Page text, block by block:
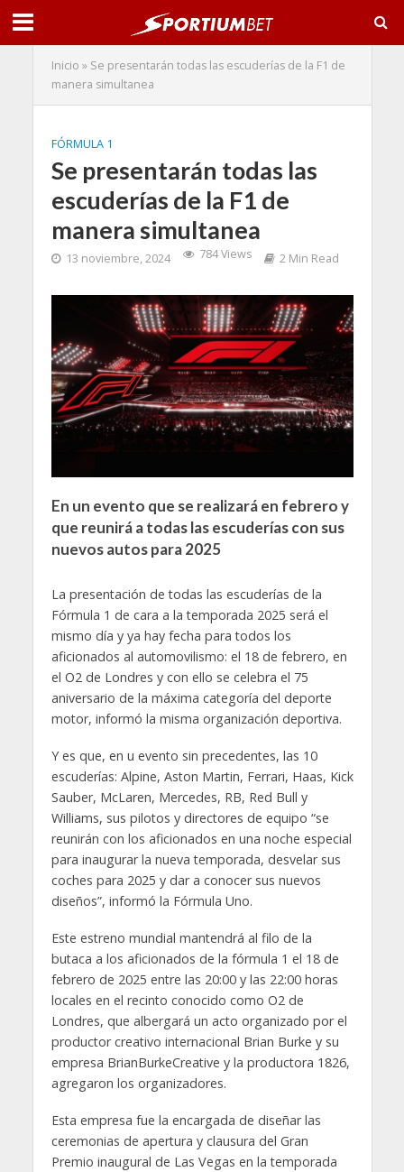
Inicio » Se presentarán todas las escuderías de la F1 de
manera simultanea
FÓRMULA 1
Se presentarán todas las
escuderías de la F1 de
manera simultanea
13 noviembre, 2024 784 Views 2 Min Read
En un evento que se realizará en febrero y
que reunirá a todas las escuderías con sus
nuevos autos para 2025
La presentación de todas las escuderías de la
Fórmula 1 de cara a la temporada 2025 será el
mismo día y ya hay fecha para todos los
aficionados al automovilismo: el 18 de febrero, en
el O2 de Londres y con ello se celebra el 75
aniversario de la máxima categoría del deporte
motor, informó la misma organización deportiva.
Y es que, en u evento sin precedentes, las 10
escuderías: Alpine, Aston Martin, Ferrari, Haas, Kick
Sauber, McLaren, Mercedes, RB, Red Bull y
Williams, sus pilotos y directores de equipo “se
reunirán con los aficionados en una noche especial
para inaugurar la nueva temporada, desvelar sus
coches para 2025 y dar a conocer sus nuevos
diseños”, informó la Fórmula Uno.
Este estreno mundial mantendrá al filo de la
butaca a los aficionados de la fórmula 1 el 18 de
febrero de 2025 entre las 20:00 y las 22:00 horas
locales en el recinto conocido como O2 de
Londres, que albergará un acto organizado por el
productor creativo internacional Brian Burke y su
empresa BrianBurkeCreative y la productora 1826,
agregaron los organizadores.
Esta empresa fue la encargada de diseñar las
ceremonias de apertura y clausura del Gran
Premio inaugural de Las Vegas en la temporada